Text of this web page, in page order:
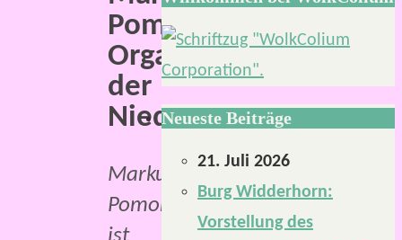
Pomorin,
Organisator
der
NiederrheinCon.
Markus
Pomorin
Neueste Beiträge
21. Juli 2026
Burg Widderhorn:
Vorstellung des